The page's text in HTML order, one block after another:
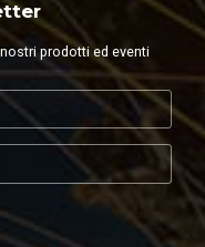
prodotti ed eventi